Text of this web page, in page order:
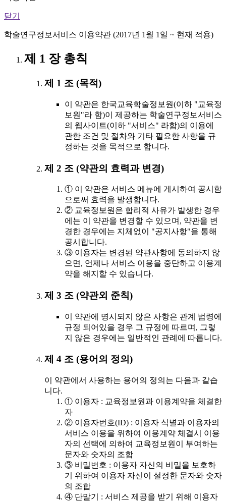
닫기
학술연구정보서비스 이용약관 (2017년 1월 1일 ~ 현재 적용)
제 1 장 총칙
제 1 조 (목적)
이 약관은 한국교육학술정보원(이하 "교육정
보원"라 함)이 제공하는 학술연구정보서비스
의 웹사이트(이하 "서비스" 라함)의 이용에
관한 조건 및 절차와 기타 필요한 사항을 규
정하는 것을 목적으로 합니다.
제 2 조 (약관의 효력과 변경)
① 이 약관은 서비스 메뉴에 게시하여 공시함
으로써 효력을 발생합니다.
② 교육정보원은 합리적 사유가 발생한 경우
에는 이 약관을 변경할 수 있으며, 약관을 변
경한 경우에는 지체없이 "공지사항"을 통해
공시합니다.
③ 이용자는 변경된 약관사항에 동의하지 않
으면, 언제나 서비스 이용을 중단하고 이용계
약을 해지할 수 있습니다.
제 3 조 (약관외 준칙)
이 약관에 명시되지 않은 사항은 관계 법령에
규정 되어있을 경우 그 규정에 따르며, 그렇
지 않은 경우에는 일반적인 관례에 따릅니다.
제 4 조 (용어의 정의)
이 약관에서 사용하는 용어의 정의는 다음과 같습
니다.
① 이용자 : 교육정보원과 이용계약을 체결한
자
② 이용자번호(ID) : 이용자 식별과 이용자의
서비스 이용을 위하여 이용계약 체결시 이용
자의 선택에 의하여 교육정보원이 부여하는
문자와 숫자의 조합
③ 비밀번호 : 이용자 자신의 비밀을 보호하
기 위하여 이용자 자신이 설정한 문자와 숫자
의 조합
④ 단말기 : 서비스 제공을 받기 위해 이용자